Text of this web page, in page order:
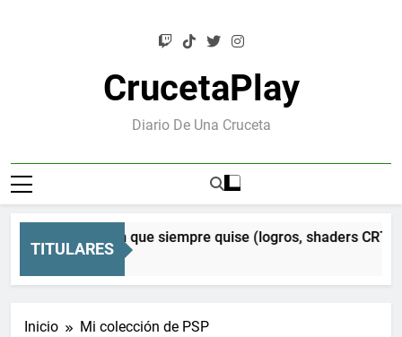
CrucetaPlay
Diario De Una Cruceta
TITULARES
que siempre quise (logros, shaders CRT y mucho más)
Inicio Mi colección de PSP